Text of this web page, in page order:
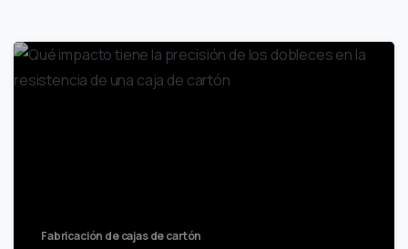
Fabricación de cajas de cartón